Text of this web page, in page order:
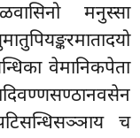
मनुस्सा
वेमानिकपेता
च